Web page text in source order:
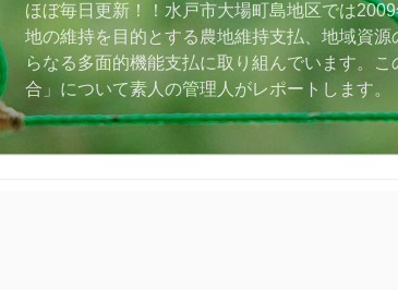
ほぼ毎日更新！！水戸市大場町島地区では
地の維持を目的とする農地維持支払、地域資
らなる多面的機能支払に取り組んでいます。
合」について素人の管理人がレポートします。